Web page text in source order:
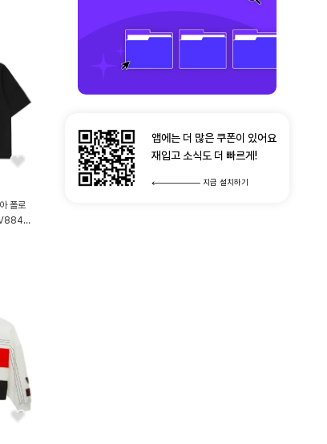
폴로
앱에는 더 많은 쿠폰이 있어요
재입고 소식도 더 빠르게!
지금 설치하기